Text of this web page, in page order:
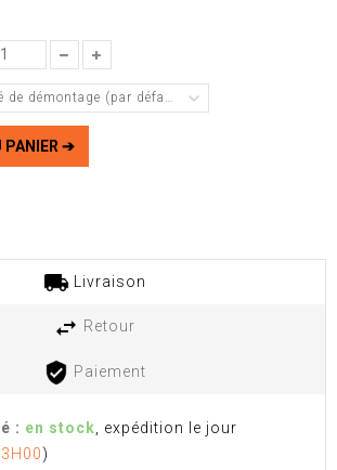
de démontage (par défaut)
PANIER ➔
Livraison
Retour
Paiement
: en stock , expédition le jour
)